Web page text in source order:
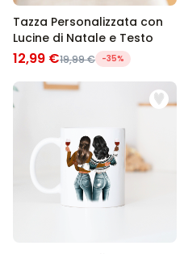
Tazza Personalizzata con
Lucine di Natale e Testo
12,99 €19,99 € -35%